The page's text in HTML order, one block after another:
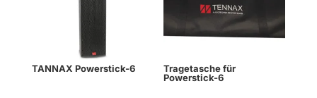
TANNAX Powerstick-6
Tragetasche für
Powerstick-6